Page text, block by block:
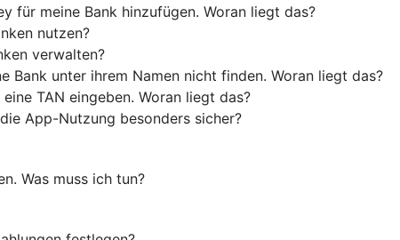
für meine Bank hinzufügen. Woran liegt das?
nutzen?
verwalten?
Bank unter ihrem Namen nicht finden. Woran liegt das?
TAN eingeben. Woran liegt das?
App-Nutzung besonders sicher?
Was muss ich tun?